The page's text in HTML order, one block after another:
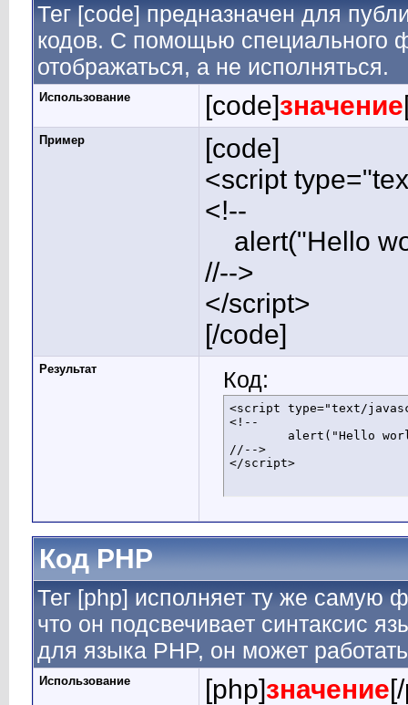
Тег [code] предназначен для
кодов. С помощью специального
отображаться, а не исполняться.
Использование [code]значение
Пример
[code]
<script
<!--
alert("Hello
//-->
</script>
[/code]
Результат Код:
<script type="text/
<!--
//-->
</script>
Код PHP
Тег [php] исполняет ту же самую
что он подсвечивает синтаксис
для языка PHP, он может
Использование [php]значение